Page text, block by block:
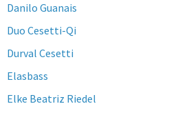
Danilo Guanais
Duo Cesetti-Qi
Durval Cesetti
Elasbass
Elke Beatriz Riedel